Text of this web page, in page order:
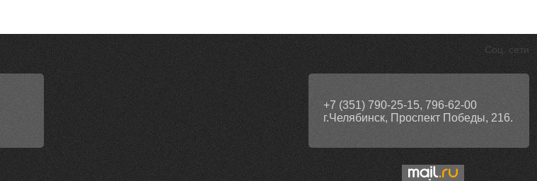
Соц. сети
+7 (351) 790-25-15, 796-62-00
г.Челябинск, Проспект Победы, 216.